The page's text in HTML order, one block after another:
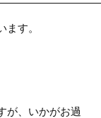
す。
が、いかがお過